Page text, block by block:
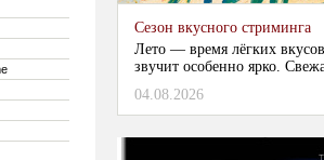
Сезон вкусного стриминга
Лето — время лёгких
звучит особенно ярко.
04.08.2026